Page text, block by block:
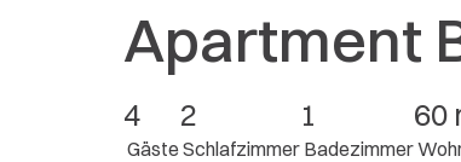
Apartment
4
Gäste
2
Schlafzimmer
1
Badezimmer
60